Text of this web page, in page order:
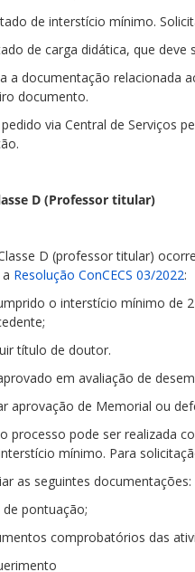
de interstício mínimo.
de carga didática, que
a documentação relacionada
documento.
via Central de Serviços
D (Professor titular)
D (professor titular)
Resolução ConCECS 03/2022:
o interstício mínimo de
título de doutor.
em avaliação de
aprovação de Memorial ou
processo pode ser realizada
mínimo. Para
as seguintes documentações:
de pontuação;
comprobatórios das